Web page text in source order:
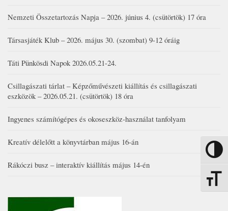
Nagy
Nemzeti Összetartozás Napja – 2026. június 4. (csütörtök) 17 óra
Társasjáték Klub – 2026. május 30. (szombat) 9-12 óráig
Táti Pünkösdi Napok 2026.05.21-24.
Csillagászati tárlat – Képzőművészeti kiállítás és csillagászati
eszközök – 2026.05.21. (csütörtök) 18 óra
Ingyenes számítógépes és okoseszköz-használat tanfolyam
Kreatív délelőtt a könyvtárban május 16-án
Rákóczi busz – interaktív kiállítás május 14-én